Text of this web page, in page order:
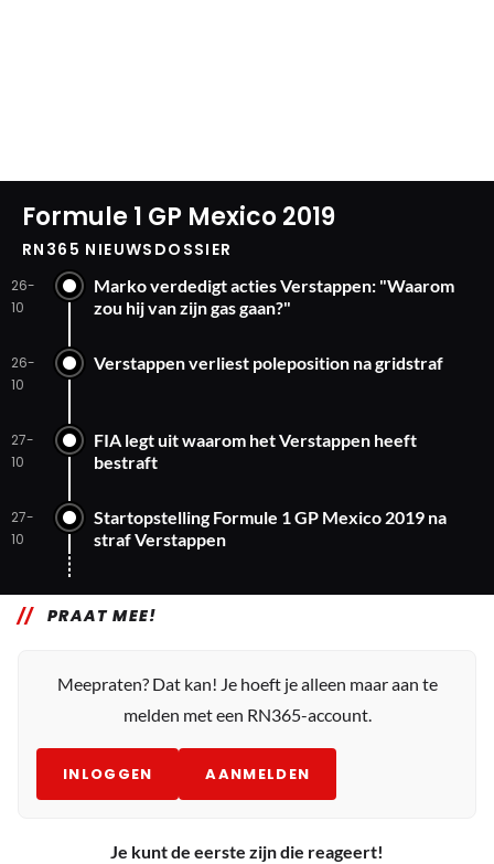
Formule 1 GP Mexico 2019
RN365 NIEUWSDOSSIER
26-
10
Marko verdedigt acties Verstappen: "Waarom
zou hij van zijn gas gaan?"
26-
10
Verstappen verliest poleposition na gridstraf
27-
10
FIA legt uit waarom het Verstappen heeft
bestraft
27-
10
Startopstelling Formule 1 GP Mexico 2019 na
straf Verstappen
PRAAT MEE!
Meepraten? Dat kan! Je hoeft je alleen maar aan te
melden met een RN365-account.
INLOGGEN AANMELDEN
Je kunt de eerste zijn die reageert!